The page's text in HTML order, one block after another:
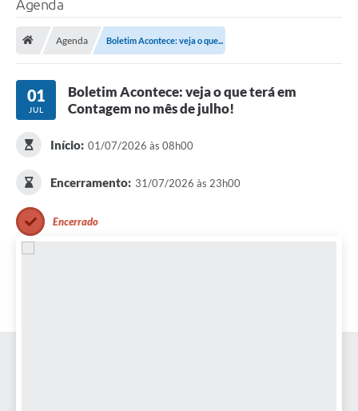
Agenda
Agenda Boletim Acontece: veja o que...
01
JUL
Boletim Acontece: veja o que terá em
Contagem no mês de julho!
Início: 01/07/2026 às 08h00
Encerramento: 31/07/2026 às 23h00
Encerrado